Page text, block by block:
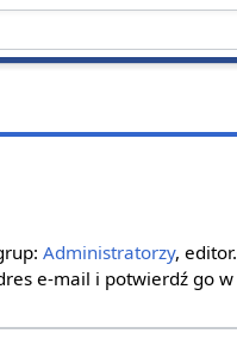
Administratorzy, editor.
e‐mail i potwierdź go w